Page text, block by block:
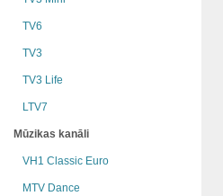
TV6
TV3
TV3 Life
LTV7
Mūzikas kanāli
VH1 Classic Euro
MTV Dance